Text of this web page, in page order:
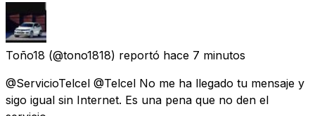
Toño18 (@tono1818) reportó hace 7 minutos
@ServicioTelcel @Telcel No me ha llegado tu mensaje y
sigo igual sin Internet. Es una pena que no den el